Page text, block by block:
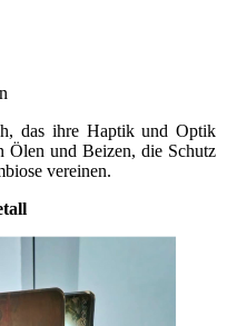
das ihre Haptik und Optik
Ölen und Beizen, die Schutz
vereinen.